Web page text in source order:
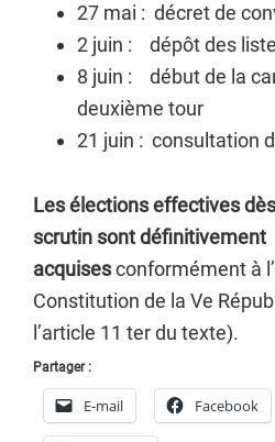
27 mai : décret de
2 juin : dépôt des
8 juin : début de la
deuxième tour
21 juin : consultation
Les élections effectives
scrutin sont définitivement
acquisesconformément à
Constitution de la Ve
l’article 11 ter du texte).
Partager :
E-mail Facebook